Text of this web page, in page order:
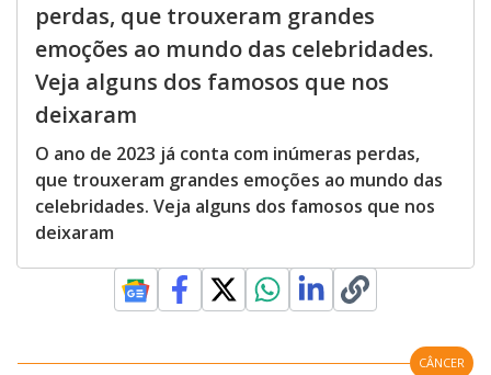
perdas, que trouxeram grandes
emoções ao mundo das celebridades.
Veja alguns dos famosos que nos
deixaram
O ano de 2023 já conta com inúmeras perdas,
que trouxeram grandes emoções ao mundo das
celebridades. Veja alguns dos famosos que nos
deixaram
CÂNCER